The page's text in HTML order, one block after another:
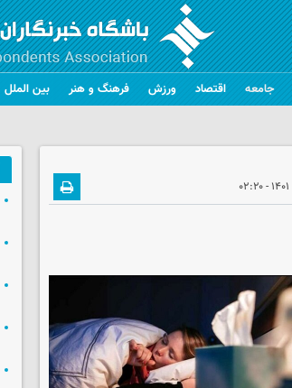
جامعه اقتصاد ورزش فرهنگ و هنر بین الملل